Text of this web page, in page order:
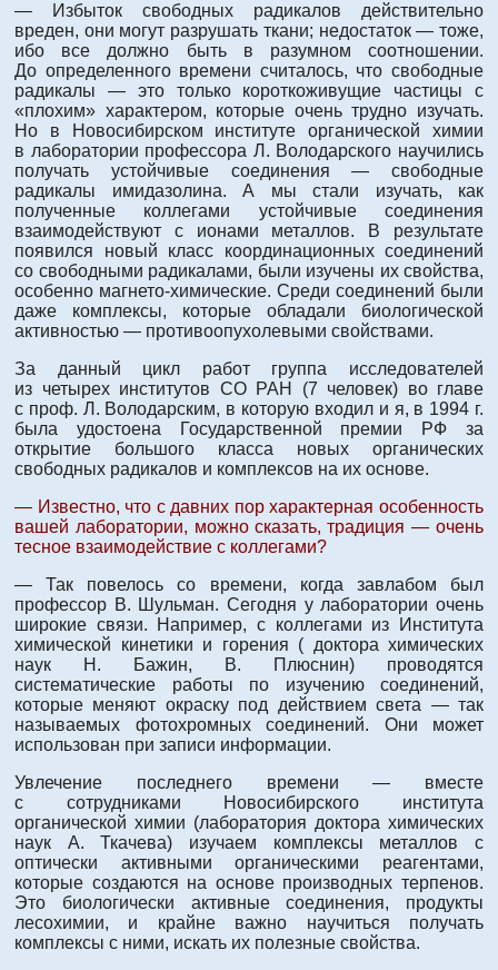
— Избыток свободных радикалов действительно
вреден, они могут разрушать ткани; недостаток — тоже,
ибо все должно быть в разумном соотношении.
До определенного времени считалось, что свободные
радикалы — это только короткоживущие частицы с
«плохим» характером, которые очень трудно изучать.
Но в Новосибирском институте органической химии
в лаборатории профессора Л. Володарского научились
получать устойчивые соединения — свободные
радикалы имидазолина. А мы стали изучать, как
полученные коллегами устойчивые соединения
взаимодействуют с ионами металлов. В результате
появился новый класс координационных соединений
со свободными радикалами, были изучены их свойства,
особенно магнето-химические. Среди соединений были
даже комплексы, которые обладали биологической
активностью — противоопухолевыми свойствами.
За данный цикл работ группа исследователей
из четырех институтов СО РАН (7 человек) во главе
с проф. Л. Володарским, в которую входил и я, в 1994 г.
была удостоена Государственной премии РФ за
открытие большого класса новых органических
свободных радикалов и комплексов на их основе.
— Известно, что с давних пор характерная особенность
вашей лаборатории, можно сказать, традиция — очень
тесное взаимодействие с коллегами?
— Так повелось со времени, когда завлабом был
профессор В. Шульман. Сегодня у лаборатории очень
широкие связи. Например, с коллегами из Института
химической кинетики и горения ( доктора химических
наук Н. Бажин, В. Плюснин) проводятся
систематические работы по изучению соединений,
которые меняют окраску под действием света — так
называемых фотохромных соединений. Они может
использован при записи информации.
Увлечение последнего времени — вместе
с сотрудниками Новосибирского института
органической химии (лаборатория доктора химических
наук А. Ткачева) изучаем комплексы металлов с
оптически активными органическими реагентами,
которые создаются на основе производных терпенов.
Это биологически активные соединения, продукты
лесохимии, и крайне важно научиться получать
комплексы с ними, искать их полезные свойства.